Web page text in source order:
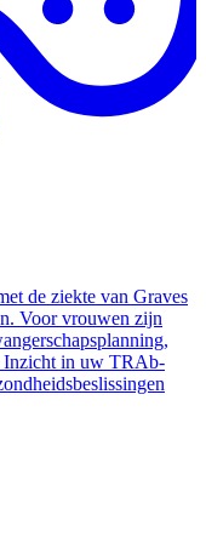
de ziekte van Graves
Voor vrouwen zijn
Inzicht in uw TRAb-